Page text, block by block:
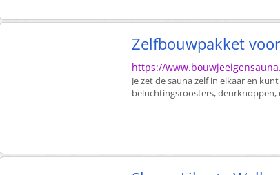
Zelfbouwpakket
https://
Je zet de sauna zelf in elkaar en
beluchtingsroosters,